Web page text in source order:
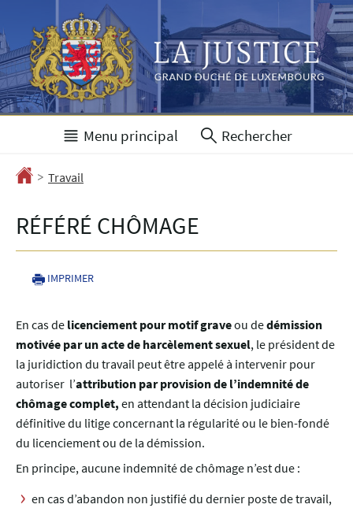
à
la
navigation
au
contenu
Menu principal Rechercher
Accueil
> Travail
RÉFÉRÉ CHÔMAGE
IMPRIMER
En cas de licenciement pour motif graveou dedémission
motivée par un acte de harcèlement sexuel, le président de
la juridiction du travail peut être appelé à intervenir pour
autoriser l’attribution par provision de l’indemnité de
chômage complet, en attendant la décision judiciaire
définitive du litige concernant la régularité ou le bien-fondé
du licenciement ou de la démission.
En principe, aucune indemnité de chômage n’est due :
en cas d’abandon non justifié du dernier poste de travail,